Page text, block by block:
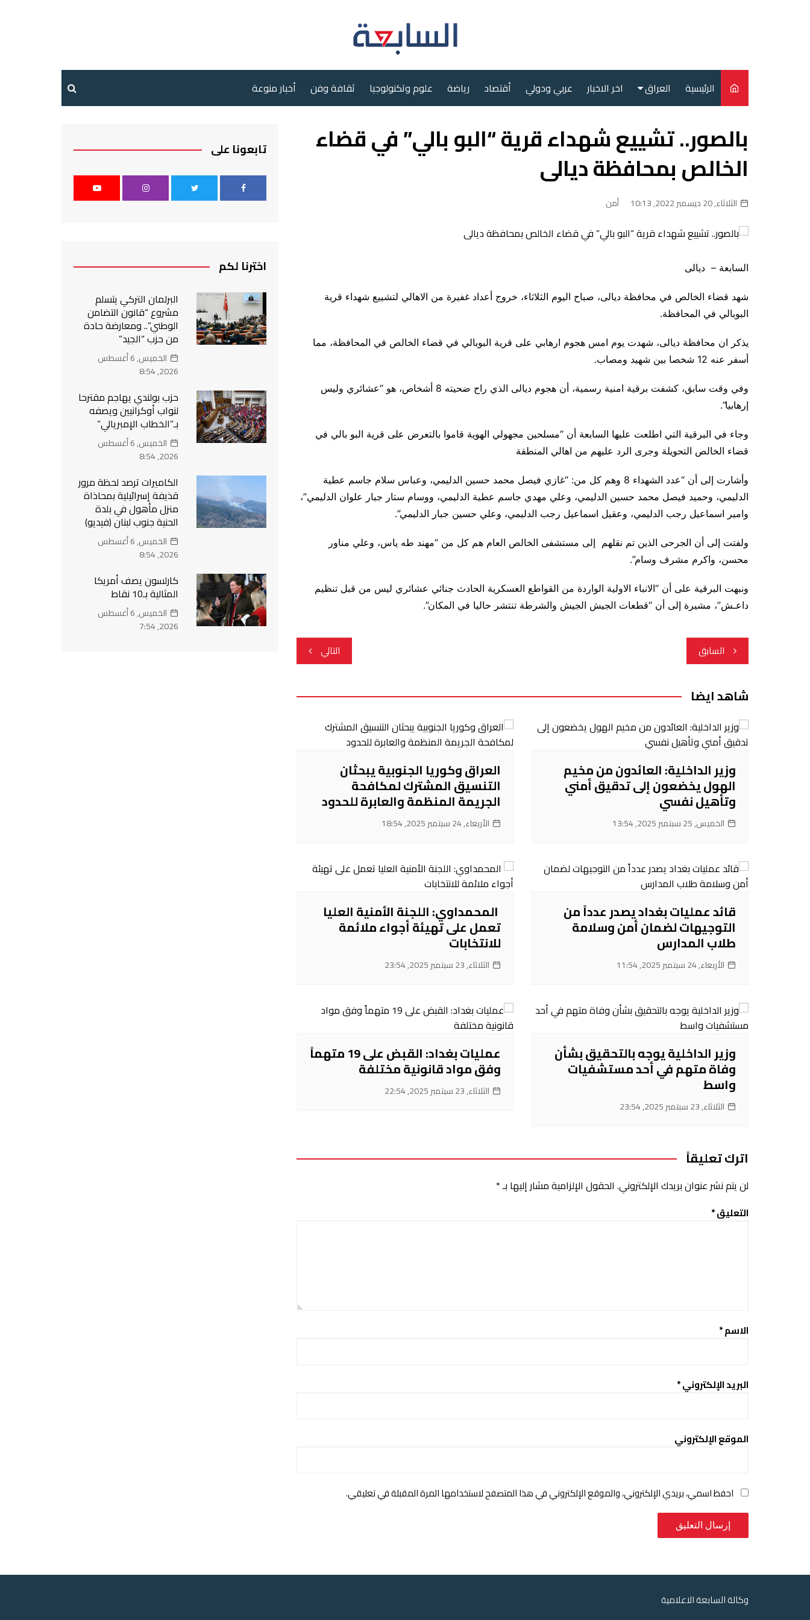
الرئيسية العراق
سياسة
محليات
اخر الاخبار عربي ودولي أقتصاد رياضة علوم وتكنولوجيا ثقافة وفن أخبار منوعة
بالصور.. تشييع شهداء قرية “البو بالي” في قضاء
الخالص بمحافظة ديالى
الثلاثاء, 20 ديسمبر 2022, 10:13 أمن
السابعة – ديالى
شهد قضاء الخالص في محافظة ديالى، صباح اليوم الثلاثاء، خروج أعداد غفيرة من الاهالي لتشييع شهداء قرية
البوبالي في المحافظة.
يذكر ان محافظة ديالى، شهدت يوم امس هجوم ارهابي على قرية البوبالي في قضاء الخالص في المحافظة، مما
أسفر عنه 12 شخصا بين شهيد ومصاب.
وفي وقت سابق، كشفت برقية امنية رسمية، أن هجوم ديالى الذي راح ضحيته 8 أشخاص، هو “عشائري وليس
إرهابيا”.
وجاء في البرقية التي اطلعت عليها السابعة أن “مسلحين مجهولي الهوية قاموا بالتعرض على قرية البو بالي في
قضاء الخالص التحويلة وجرى الرد عليهم من اهالي المنطقة
وأشارت إلى أن “عدد الشهداء 8 وهم كل من: “غازي فيصل محمد حسين الدليمي، وعباس سلام جاسم عطية
الدليمي، وحميد فيصل محمد حسين الدليمي، وعلي مهدي جاسم عطية الدليمي، ووسام ستار جبار علوان الدليمي”،
وامير اسماعيل رجب الدليمي، وعقيل اسماعيل رجب الدليمي، وعلي حسين جبار الدليمي”.
ولفتت إلى أن الجرحى الذين تم نقلهم إلى مستشفى الخالص العام هم كل من “مهند طه ياس، وعلي مناور
محسن، واكرم مشرف وسام”.
ونبهت البرقية على أن “الانباء الاولية الواردة من القواطع العسكرية الحادث جنائي عشائري ليس من قبل تنظيم
داعـش”، مشيرة إلى أن “قطعات الجيش الجيش والشرطة تنتشر حاليا في المكان”.
تصفّح
المقالات
السابق التالي
شاهد ايضا
وزير الداخلية: العائدون من مخيم
الهول يخضعون إلى تدقيق أمني
وتأهيل نفسي
الخميس, 25 سبتمبر 2025, 13:54
العراق وكوريا الجنوبية يبحثان
التنسيق المشترك لمكافحة
الجريمة المنظمة والعابرة للحدود
الأربعاء, 24 سبتمبر 2025, 18:54
قائد عمليات بغداد يصدر عدداً من
التوجيهات لضمان أمن وسلامة
طلاب المدارس
الأربعاء, 24 سبتمبر 2025, 11:54
‌ المحمداوي: اللجنة الأمنية العليا
تعمل على تهيئة أجواء ملائمة
للانتخابات
الثلاثاء, 23 سبتمبر 2025, 23:54
‌وزير الداخلية يوجه بالتحقيق بشأن
وفاة متهم في أحد مستشفيات
واسط
الثلاثاء, 23 سبتمبر 2025, 23:54
عمليات بغداد: القبض على 19 متهماً
وفق مواد قانونية مختلفة
الثلاثاء, 23 سبتمبر 2025, 22:54
اترك تعليقاً
لن يتم نشر عنوان بريدك الإلكتروني. الحقول الإلزامية مشار إليها بـ*
التعليق*
الاسم*
البريد الإلكتروني*
الموقع الإلكتروني
احفظ اسمي، بريدي الإلكتروني، والموقع الإلكتروني في هذا المتصفح لاستخدامها المرة المقبلة في تعليقي.
تابعونا على
اخترنا لكم
البرلمان التركي يتسلم
مشروع “قانون التضامن
الوطني”.. ومعارضة حادة
من حزب “الجيد”
الخميس, 6 أغسطس
2026, 8:54
حزب بولندي يهاجم مقترحا
لنواب أوكرانيين ويصفه
بـ”الخطاب الإمبريالي”
الخميس, 6 أغسطس
2026, 8:54
الكاميرات ترصد لحظة مرور
قذيفة إسرائيلية بمحاذاة
منزل مأهول في بلدة
الحنية جنوب لبنان (فيديو)
الخميس, 6 أغسطس
2026, 8:54
كارلسون يصف أمريكا
المثالية بـ10 نقاط
الخميس, 6 أغسطس
2026, 7:54
وكالة السابعة الاعلامية